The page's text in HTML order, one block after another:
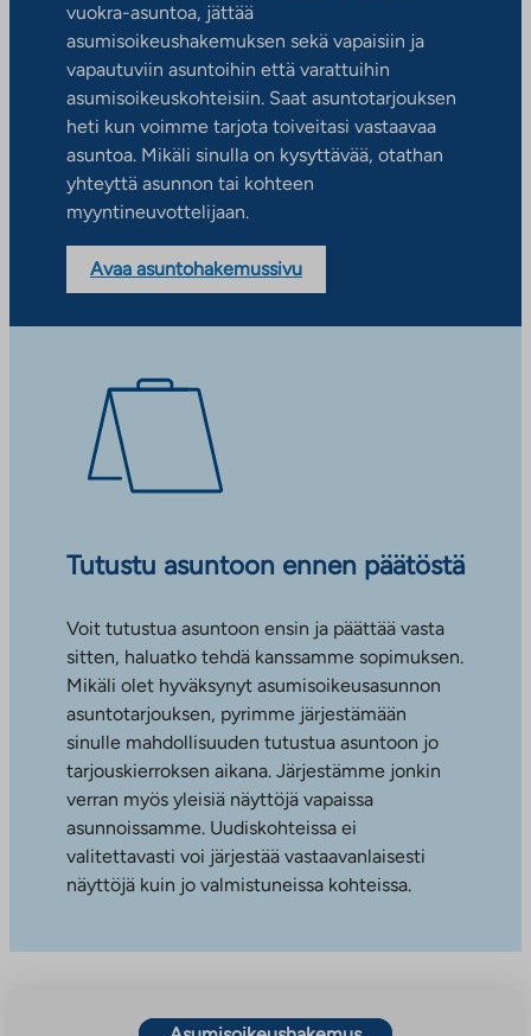
vuokra-asuntoa, jättää
asumisoikeushakemuksen sekä vapaisiin ja
vapautuviin asuntoihin että varattuihin
asumisoikeuskohteisiin. Saat asuntotarjouksen
heti kun voimme tarjota toiveitasi vastaavaa
asuntoa. Mikäli sinulla on kysyttävää, otathan
yhteyttä asunnon tai kohteen
myyntineuvottelijaan.
Avaa asuntohakemussivu
Tutustu asuntoon ennen päätöstä
Voit tutustua asuntoon ensin ja päättää vasta
sitten, haluatko tehdä kanssamme sopimuksen.
Mikäli olet hyväksynyt asumisoikeusasunnon
asuntotarjouksen, pyrimme järjestämään
sinulle mahdollisuuden tutustua asuntoon jo
tarjouskierroksen aikana. Järjestämme jonkin
verran myös yleisiä näyttöjä vapaissa
asunnoissamme. Uudiskohteissa ei
valitettavasti voi järjestää vastaavanlaisesti
näyttöjä kuin jo valmistuneissa kohteissa.